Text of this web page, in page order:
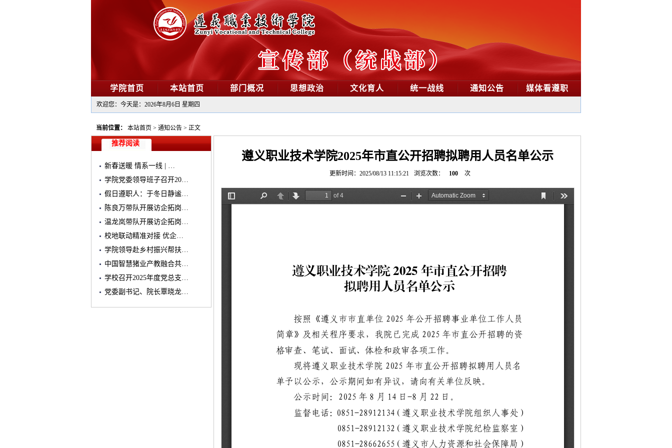
学院首页 本站首页 部门概况 思想政治 文化育人 统一战线 通知公告 媒体看遵职
欢迎您：今天是： 2026年8月6日 星期四
当前位置： 本站首页 > 通知公告 > 正文
推荐阅读
新春送暖 情系一线 | …
学院党委领导班子召开20…
假日遵职人：于冬日静谧…
陈良万带队开展访企拓岗…
温龙岚带队开展访企拓岗…
校地联动精准对接 优企…
学院领导赴乡村振兴帮扶…
中国智慧猪业产教融合共…
学校召开2025年度党总支…
党委副书记、院长覃晓龙…
遵义职业技术学院2025年市直公开招聘拟聘用人员名单公示
更新时间：2025/08/13 11:15:21 浏览次数： 100 次